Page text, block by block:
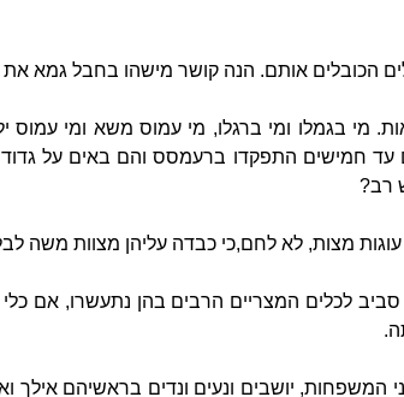
הכובלים אותם. הנה קושר מישהו בחבל גמא את
מי בגמלו ומי ברגלו, מי עמוס משא ומי עמוס
עד חמישים התפקדו ברעמסס והם באים על
רב?
עוגות מצות, לא לחם,כי כבדה עליהן מצוות משה
סביב לכלים המצריים הרבים בהן נתעשרו, אם
המשפחות, יושבים ונעים ונדים בראשיהם אילך